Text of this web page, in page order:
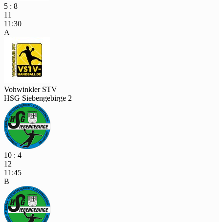
5 : 8
11
11:30
A
Vohwinkler STV
HSG Siebengebirge 2
10 : 4
12
11:45
B